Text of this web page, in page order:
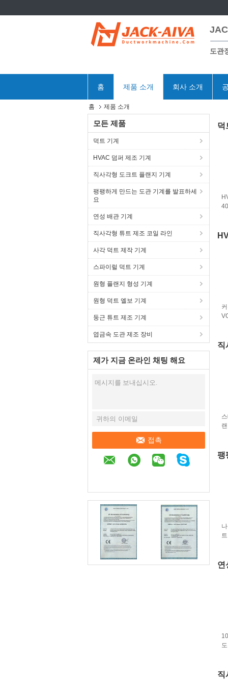
도관
홈 제품 소개 회사 소개
홈 제품 소개
모든 제품
덕트 기계
HVAC 덤퍼 제조 기계
직사각형 도크트 플랜지 기계
팽팽하게 만드는 도관 기계를 발표하세
요
연성 배관 기계
직사각형 튜트 제조 코일 라인
사각 덕트 제작 기계
스파이럴 덕트 기계
원형 플랜지 형성 기계
원형 덕트 엘보 기계
둥근 튜트 제조 기계
엽금속 도관 제조 장비
제가 지금 온라인 채팅 해요
접촉
덕
직
팽
연
직